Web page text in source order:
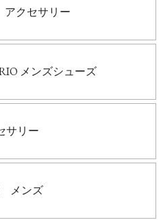
クセサリー
メンズシューズ
サリー
メンズ